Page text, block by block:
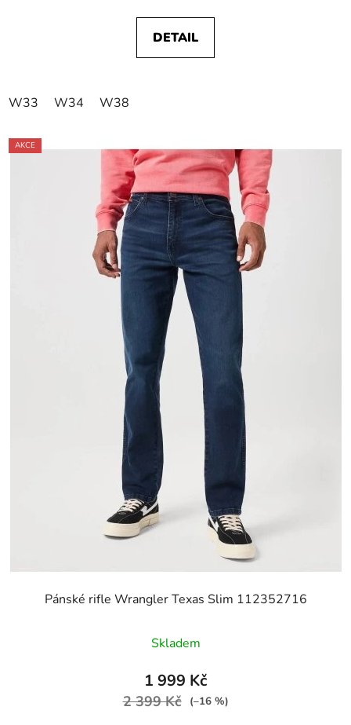
DETAIL
W33 W34 W38
AKCE
Pánské rifle Wrangler Texas Slim 112352716
Skladem
1 999 Kč
2 399 Kč (–16 %)